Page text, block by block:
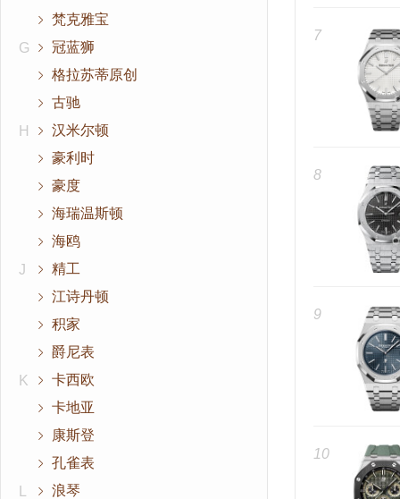
梵克雅宝
G
冠蓝狮
格拉苏蒂原创
古驰
H
汉米尔顿
豪利时
豪度
海瑞温斯顿
海鸥
J
精工
江诗丹顿
积家
爵尼表
K
卡西欧
卡地亚
康斯登
孔雀表
浪琴
7
8
9
10